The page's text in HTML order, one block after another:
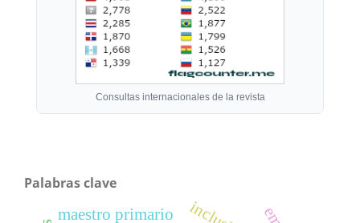
Consultas internacionales de la revista
Palabras clave
maestro primario